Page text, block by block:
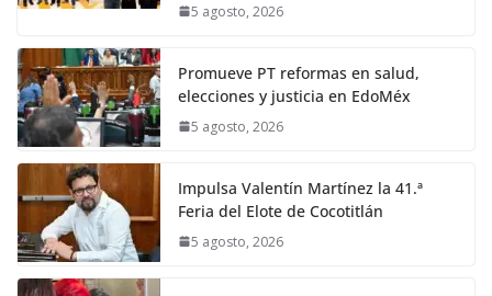
5 agosto, 2026
Promueve PT reformas en salud,
elecciones y justicia en EdoMéx
5 agosto, 2026
Impulsa Valentín Martínez la 41.ª
Feria del Elote de Cocotitlán
5 agosto, 2026